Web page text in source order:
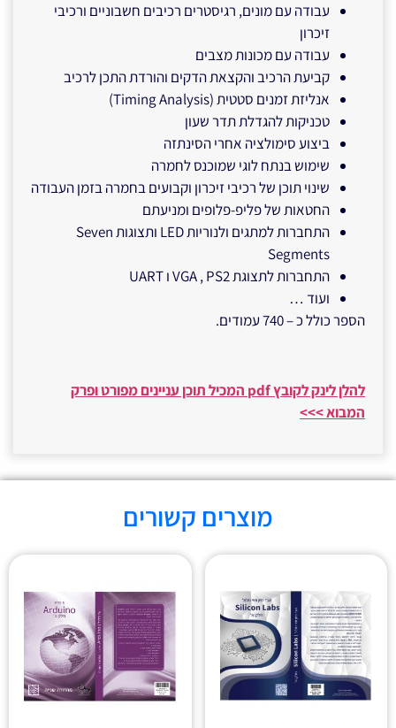
עבודה עם מונים, רגיסטרים רכיבים חשבוניים ורכיבי
זיכרון
עבודה עם מכונות מצבים
קביעת הרכיב והקצאת הדקים והורדת התכן לרכיב
אנליזת זמנים סטטית (Timing Analysis)
טכניקות להגדלת תדר שעון
ביצוע סימולציה אחרי הסינתזה
שימוש בנתח לוגי שמוכנס לחמרה
שינוי תוכן של רכיבי זיכרון וקבועים בחמרה בזמן העבודה
החטאות של פליפ-פלופים ומניעתם
התחברות למתגים ולנוריות LED ותצוגות Seven
Segments
התחברות לתצוגת VGA , PS2 ו UART
ועוד …
הספר כולל כ – 740 עמודים.
להלן לינק לקובץ pdf המכיל תוכן עניינים מפורט ופרק
המבוא >>>
מוצרים קשורים